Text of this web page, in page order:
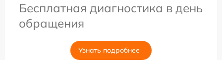
Бесплатная диагностика в день
обращения
Узнать подробнее